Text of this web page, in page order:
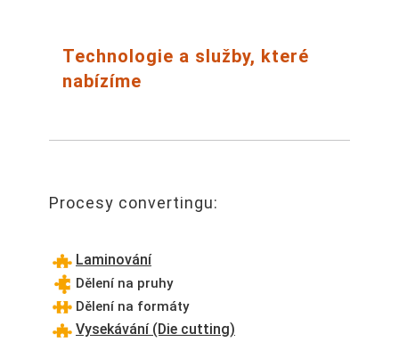
Technologie a služby, které
nabízíme
Procesy convertingu:
Laminování
Dělení na pruhy
Dělení na formáty
Vysekávání (Die cutting)